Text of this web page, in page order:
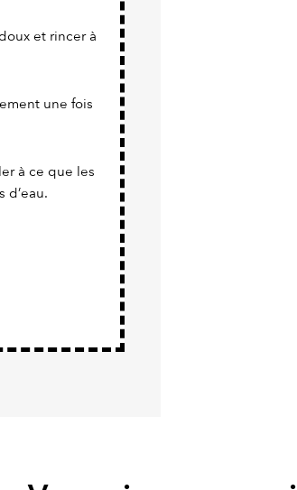
et rincer à
une fois
à ce que les
d’eau.